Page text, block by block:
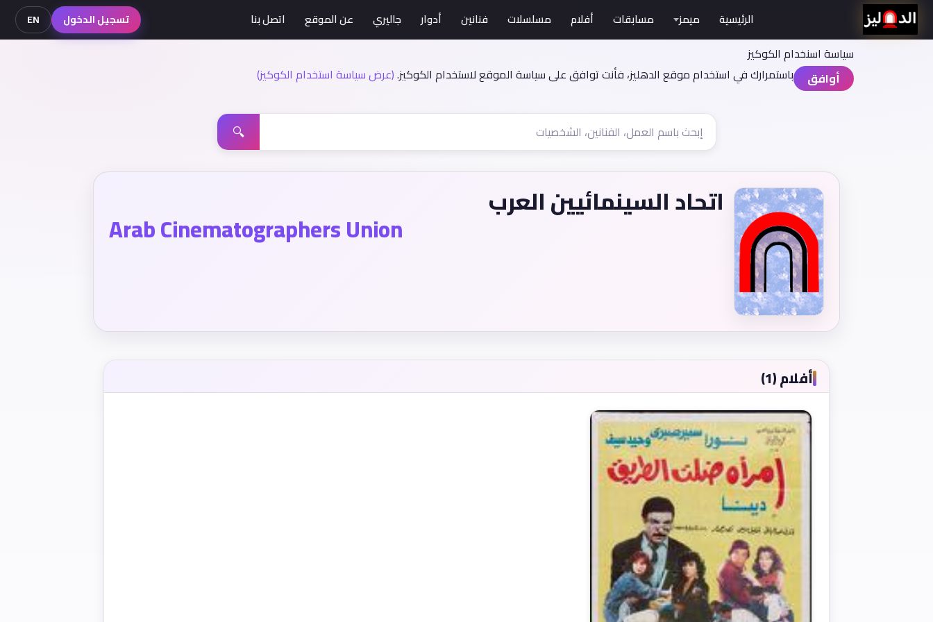
سياسة اسنخدام الكوكيز
أوافق
باستمرارك في استخدام موقع الدهليز، فأنت توافق على سياسة الموقع لاستخدام الكوكيز.(عرض سياسة استخدام الكوكيز)
الرئيسية ميمز مسابقات أفلام مسلسلات فنانين أدوار جاليري عن الموقع اتصل بنا تسجيل الدخول EN
🔍
اتحاد السينمائيين العرب
Arab Cinematographers Union
أفلام (1)